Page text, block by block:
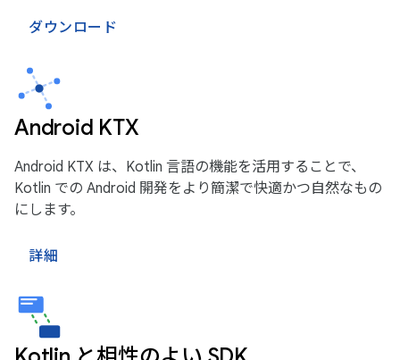
ダウンロード
Android KTX
Android KTX は、Kotlin 言語の機能を活用することで、
Kotlin での Android 開発をより簡潔で快適かつ自然なもの
にします。
詳細